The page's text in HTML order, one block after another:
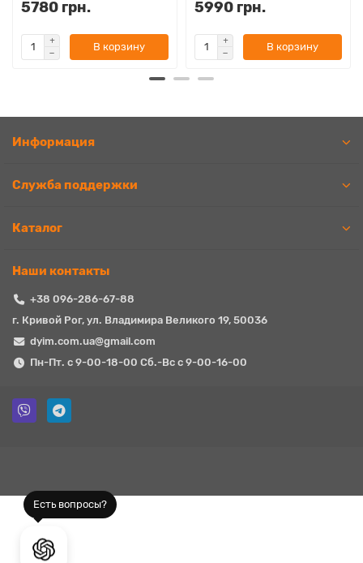
5780 грн.
В корзину
5990 грн.
В корзину
Есть вопросы?
Информация
Служба поддержки
Каталог
Наши контакты
+38 096-286-67-88
г. Кривой Рог, ул. Владимира Великого 19, 50036
dyim.com.ua@gmail.com
Пн-Пт. с 9-00-18-00 Сб.-Вс с 9-00-16-00